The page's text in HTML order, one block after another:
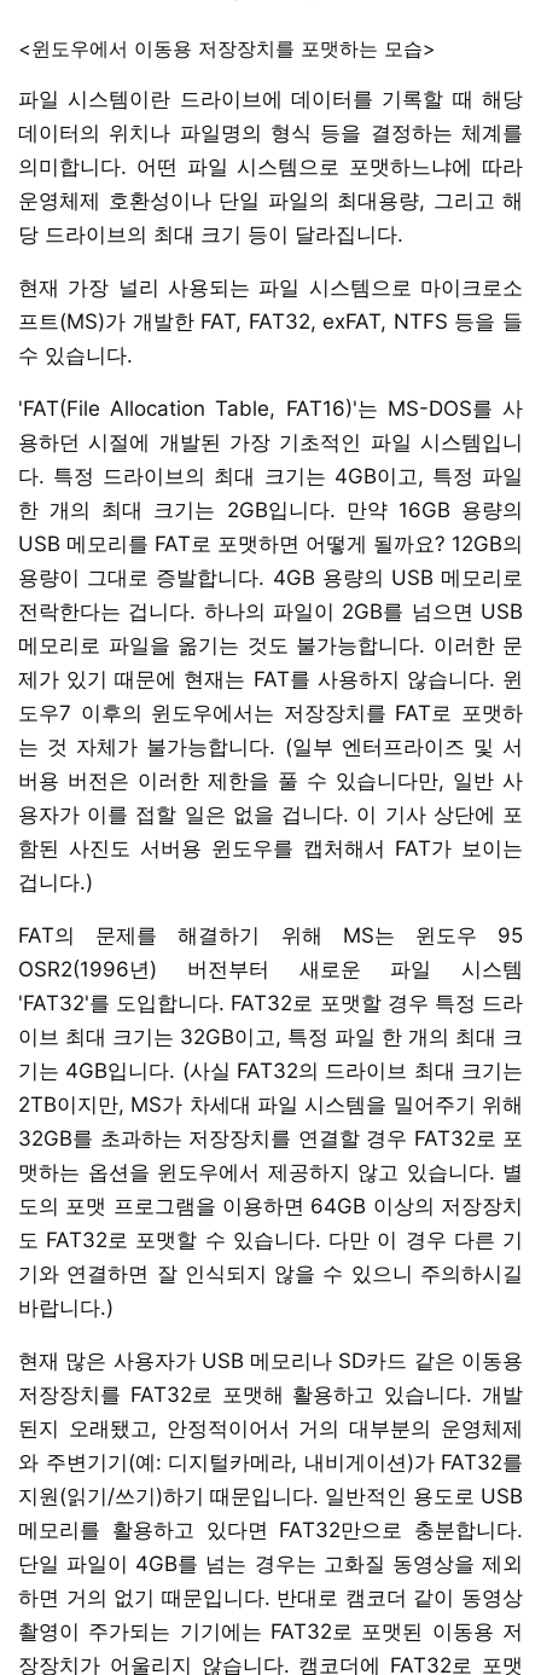
<윈도우에서 이동용 저장장치를 포맷하는 모습>
파일 시스템이란 드라이브에 데이터를 기록할 때 해당
데이터의 위치나 파일명의 형식 등을 결정하는 체계를
의미합니다. 어떤 파일 시스템으로 포맷하느냐에 따라
운영체제 호환성이나 단일 파일의 최대용량, 그리고 해
당 드라이브의 최대 크기 등이 달라집니다.
현재 가장 널리 사용되는 파일 시스템으로 마이크로소
프트(MS)가 개발한 FAT, FAT32, exFAT, NTFS 등을 들
수 있습니다.
'FAT(File Allocation Table, FAT16)'는 MS-DOS를 사
용하던 시절에 개발된 가장 기초적인 파일 시스템입니
다. 특정 드라이브의 최대 크기는 4GB이고, 특정 파일
한 개의 최대 크기는 2GB입니다. 만약 16GB 용량의
USB 메모리를 FAT로 포맷하면 어떻게 될까요? 12GB의
용량이 그대로 증발합니다. 4GB 용량의 USB 메모리로
전락한다는 겁니다. 하나의 파일이 2GB를 넘으면 USB
메모리로 파일을 옮기는 것도 불가능합니다. 이러한 문
제가 있기 때문에 현재는 FAT를 사용하지 않습니다. 윈
도우7 이후의 윈도우에서는 저장장치를 FAT로 포맷하
는 것 자체가 불가능합니다. (일부 엔터프라이즈 및 서
버용 버전은 이러한 제한을 풀 수 있습니다만, 일반 사
용자가 이를 접할 일은 없을 겁니다. 이 기사 상단에 포
함된 사진도 서버용 윈도우를 캡처해서 FAT가 보이는
겁니다.)
FAT의 문제를 해결하기 위해 MS는 윈도우 95
OSR2(1996년) 버전부터 새로운 파일 시스템
'FAT32'를 도입합니다. FAT32로 포맷할 경우 특정 드라
이브 최대 크기는 32GB이고, 특정 파일 한 개의 최대 크
기는 4GB입니다. (사실 FAT32의 드라이브 최대 크기는
2TB이지만, MS가 차세대 파일 시스템을 밀어주기 위해
32GB를 초과하는 저장장치를 연결할 경우 FAT32로 포
맷하는 옵션을 윈도우에서 제공하지 않고 있습니다. 별
도의 포맷 프로그램을 이용하면 64GB 이상의 저장장치
도 FAT32로 포맷할 수 있습니다. 다만 이 경우 다른 기
기와 연결하면 잘 인식되지 않을 수 있으니 주의하시길
바랍니다.)
현재 많은 사용자가 USB 메모리나 SD카드 같은 이동용
저장장치를 FAT32로 포맷해 활용하고 있습니다. 개발
된지 오래됐고, 안정적이어서 거의 대부분의 운영체제
와 주변기기(예: 디지털카메라, 내비게이션)가 FAT32를
지원(읽기/쓰기)하기 때문입니다. 일반적인 용도로 USB
메모리를 활용하고 있다면 FAT32만으로 충분합니다.
단일 파일이 4GB를 넘는 경우는 고화질 동영상을 제외
하면 거의 없기 때문입니다. 반대로 캠코더 같이 동영상
촬영이 주가되는 기기에는 FAT32로 포맷된 이동용 저
장장치가 어울리지 않습니다. 캠코더에 FAT32로 포맷